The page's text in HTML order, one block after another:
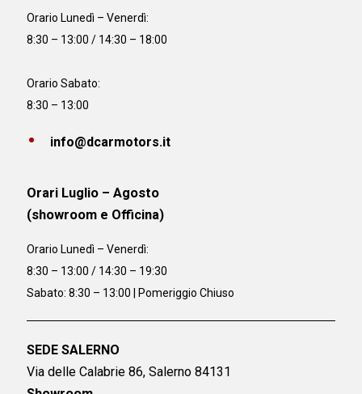
Orario Lunedì – Venerdì:
8:30 – 13:00 / 14:30 – 18:00
Orario Sabato:
8:30 – 13:00
info@dcarmotors.it
Orari Luglio – Agosto
(showroom e Officina)
Orario Lunedì – Venerdì:
8:30 – 13:00 / 14:30 – 19:30
Sabato: 8:30 – 13:00 | Pomeriggio Chiuso
SEDE SALERNO
Via delle Calabrie 86, Salerno 84131